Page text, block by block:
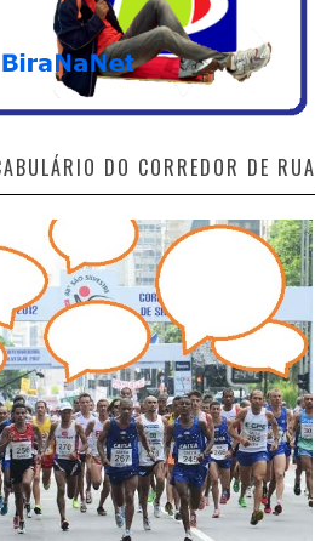
DO CORREDOR DE RUA